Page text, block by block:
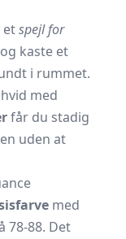
etspejl for
kaste et
i rummet.
med
får du stadig
uden at
med
78-88. Det